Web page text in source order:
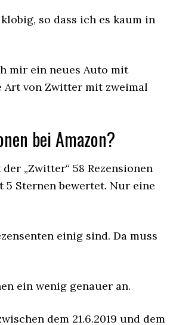
so dass ich es kaum in
mir ein neues Auto mit
Art von Zwitter mit zweimal
bei Amazon?
„Zwitter“ 58 Rezensionen
5 Sternen bewertet. Nur eine
einig sind. Da muss
ein wenig genauer an.
dem 21.6.2019 und dem